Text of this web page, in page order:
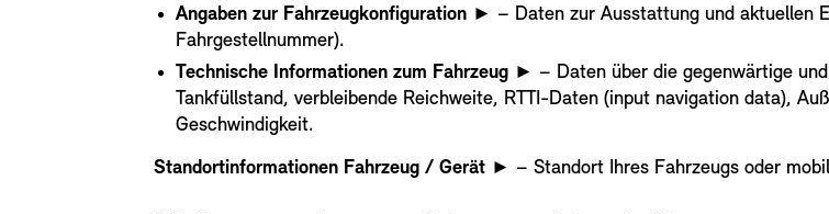
Angaben zur Fahrzeugkonfiguration ► – Daten zur Ausstattung und aktuellen
Fahrgestellnummer).
Technische Informationen zum Fahrzeug ► – Daten über die gegenwärtige
Tankfüllstand, verbleibende Reichweite, RTTI-Daten (input navigation data),
Geschwindigkeit.
Standortinformationen Fahrzeug / Gerät ► – Standort Ihres Fahrzeugs oder